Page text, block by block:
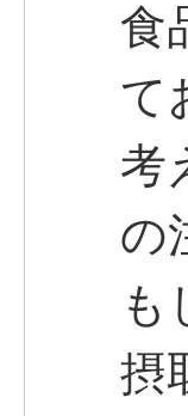
食
て
考
の
も
摂